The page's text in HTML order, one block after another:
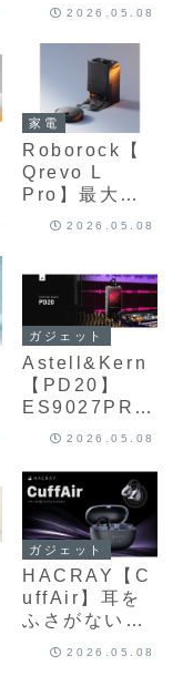
XT（OWL）/
5060（SWA
N）を搭載し
たヨドバシカ
メラ専売のエ
ントリー向け
ゲーミングデ
パネルを採用
し、ビジネス
用途から動画
視聴まで滑ら
かな表示と高
い視認性を提
供するビジネ
ス向けモニタ
2026.05.08
家電
Roborock【
Qrevo L
Pro】最大
18,500Paの
転モップ、障
害物回避、そ
して洗浄・乾
燥・給水・ゴ
ミ収集まで自
動化する多機
能ドックを備
えた“完全自
除機
2026.05.08
ガジェット
Astell&Kern
【PD20】
ES9027PRO
Quad DAC、
プアーキテク
チャー、
Audiodo共同
開発のパーソ
ナルサウンド
機能、6型フ
ルHDディスプ
レイ、
Androidベー
2026.05.08
ガジェット
HACRAY【C
uffAir】耳を
ふさがないイ
2026.05.08